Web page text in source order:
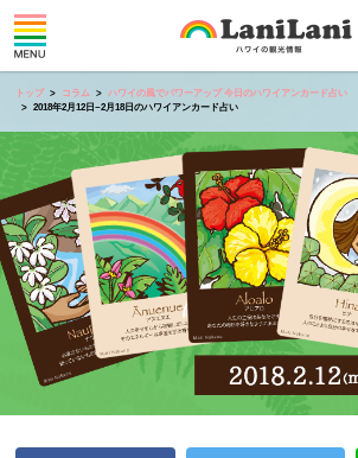
トップ コラム
ハワイの風でパワーアップ 今日のハワイアンカード占い
2018年2月12日~2月18日のハワイアンカード占い